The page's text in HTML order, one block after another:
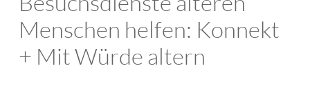
Menschen helfen: Konnekt
+ Mit Würde altern